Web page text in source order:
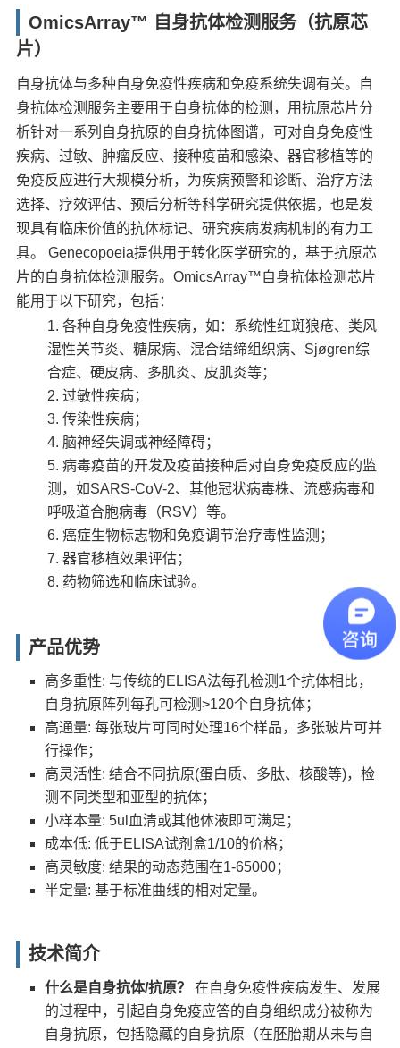
OmicsArray™ 自身抗体检测服务（抗原芯
片）
自身抗体与多种自身免疫性疾病和免疫系统失调有关。自
身抗体检测服务主要用于自身抗体的检测，用抗原芯片分
析针对一系列自身抗原的自身抗体图谱，可对自身免疫性
疾病、过敏、肿瘤反应、接种疫苗和感染、器官移植等的
免疫反应进行大规模分析，为疾病预警和诊断、治疗方法
选择、疗效评估、预后分析等科学研究提供依据，也是发
现具有临床价值的抗体标记、研究疾病发病机制的有力工
具。 Genecopoeia提供用于转化医学研究的，基于抗原芯
片的自身抗体检测服务。OmicsArray™自身抗体检测芯片
能用于以下研究，包括：
各种自身免疫性疾病，如：系统性红斑狼疮、类风
湿性关节炎、糖尿病、混合结缔组织病、Sjøgren综
合症、硬皮病、多肌炎、皮肌炎等；
过敏性疾病；
传染性疾病；
脑神经失调或神经障碍；
病毒疫苗的开发及疫苗接种后对自身免疫反应的监
测，如SARS-CoV-2、其他冠状病毒株、流感病毒和
呼吸道合胞病毒（RSV）等。
癌症生物标志物和免疫调节治疗毒性监测；
器官移植效果评估；
药物筛选和临床试验。
产品优势
高多重性: 与传统的ELISA法每孔检测1个抗体相比，
自身抗原阵列每孔可检测>120个自身抗体；
高通量: 每张玻片可同时处理16个样品，多张玻片可并
行操作；
高灵活性: 结合不同抗原(蛋白质、多肽、核酸等)，检
测不同类型和亚型的抗体；
小样本量: 5ul血清或其他体液即可满足；
成本低: 低于ELISA试剂盒1/10的价格；
高灵敏度: 结果的动态范围在1-65000；
半定量: 基于标准曲线的相对定量。
技术简介
什么是自身抗体/抗原？
在自身免疫性疾病发生、发展
的过程中，引起自身免疫应答的自身组织成分被称为
自身抗原，包括隐藏的自身抗原（在胚胎期从未与自